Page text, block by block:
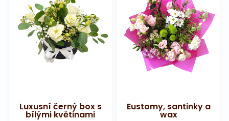
Luxusní černý box s
bílými květinami
Eustomy, santinky a
wax